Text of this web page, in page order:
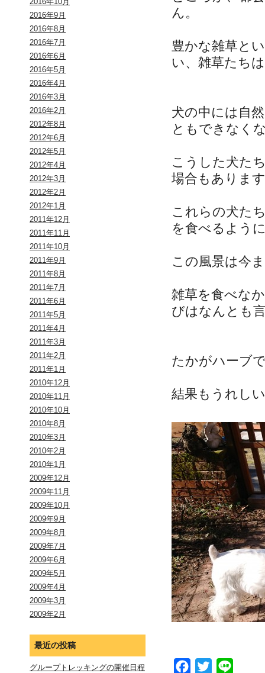
2016年9月
2016年8月
2016年7月
2016年6月
2016年5月
2016年4月
2016年3月
2016年2月
2012年8月
2012年6月
2012年5月
2012年4月
2012年3月
2012年2月
2012年1月
2011年12月
2011年11月
2011年10月
2011年9月
2011年8月
2011年7月
2011年6月
2011年5月
2011年4月
2011年3月
2011年2月
2011年1月
2010年12月
2010年11月
2010年10月
2010年8月
2010年3月
2010年2月
2010年1月
2009年12月
2009年11月
2009年10月
2009年9月
2009年8月
2009年7月
2009年6月
2009年5月
2009年4月
2009年3月
2009年2月
最近の投稿
グループトレッキングの開催日程
ん。
豊かな雑草と
い、雑草たち
犬の中には自
ともできなく
こうした犬た
場合もありま
これらの犬た
を食べるよう
この風景は今
雑草を食べな
びはなんとも
たかがハーブ
結果もうれし
Facebook
Twitter